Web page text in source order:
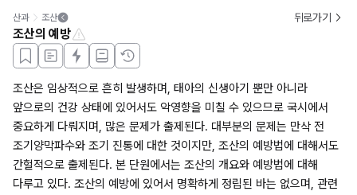
산과 조산 뒤로가기
조산의 예방
조산은 임상적으로 흔히 발생하며, 태아의 신생아기 뿐만 아니라
앞으로의 건강 상태에 있어서도 악영향을 미칠 수 있으므로 국시에서
중요하게 다뤄지며, 많은 문제가 출제된다. 대부분의 문제는 만삭 전
조기양막파수와 조기 진통에 대한 것이지만, 조산의 예방법에 대해서도
간헐적으로 출제된다. 본 단원에서는 조산의 개요와 예방법에 대해
다루고 있다. 조산의 예방에 있어서 명확하게 정립된 바는 없으며, 관련